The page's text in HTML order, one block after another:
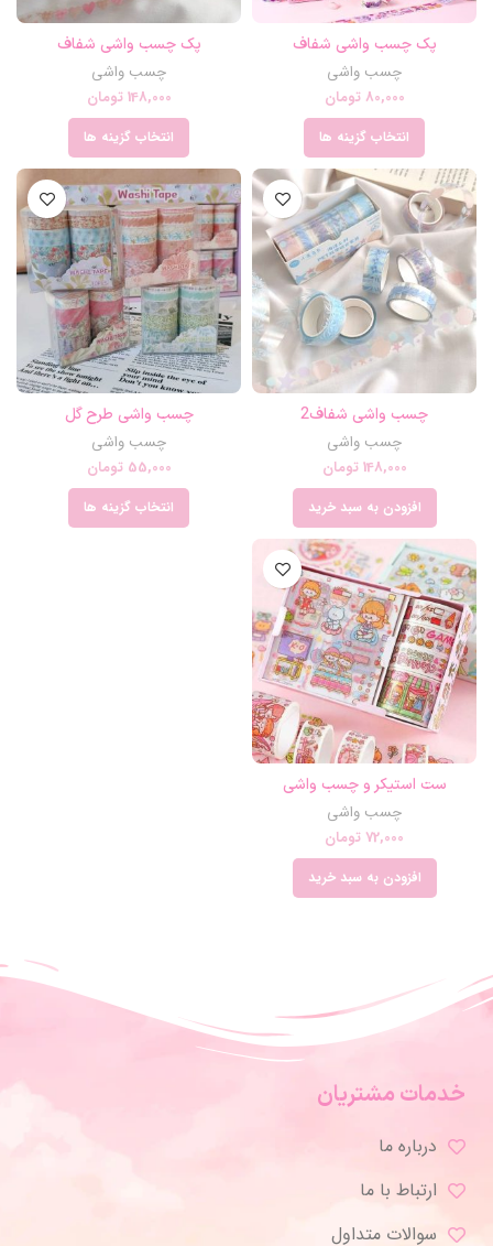
پک چسب واشی شفاف
چسب واشی
80,000 تومان
انتخاب گزینه ها
پک چسب واشی شفاف
چسب واشی
148,000 تومان
انتخاب گزینه ها
چسب واشی شفاف2
چسب واشی
148,000 تومان
افزودن به سبد خرید
چسب واشی طرح گل
چسب واشی
55,000 تومان
انتخاب گزینه ها
ست استیکر و چسب واشی
چسب واشی
72,000 تومان
افزودن به سبد خرید
خدمات مشتریان
درباره ما
ارتباط با ما
سوالات متداول